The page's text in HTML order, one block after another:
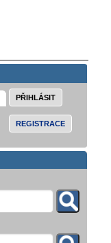
REGISTRACE